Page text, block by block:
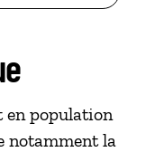
en population
notamment la